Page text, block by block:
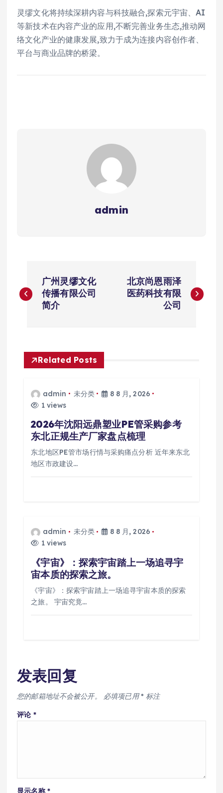
灵缪文化将持续深耕内容与科技融合,探索元宇宙、AI
等新技术在内容产业的应用,不断完善业务生态,推动网
络文化产业的健康发展,致力于成为连接内容创作者、
平台与商业品牌的桥梁。
admin
章
航
广州灵缪文化
传播有限公司
简介
北京尚恩雨泽
医药科技有限
公司
Related Posts
admin 未分类
8 8 月, 2026
1 views
2026年沈阳远鼎塑业PE管采购参考
东北正规生产厂家盘点梳理
东北地区PE管市场行情与采购痛点分析 近年来东北
地区市政建设…
admin 未分类
8 8 月, 2026
1 views
《宇宙》：探索宇宙踏上一场追寻宇
宙本质的探索之旅。
《宇宙》：探索宇宙踏上一场追寻宇宙本质的探索
之旅。 宇宙究竟…
发表回复
您的邮箱地址不会被公开。 必填项已用* 标注
评论 *
显示名称 *